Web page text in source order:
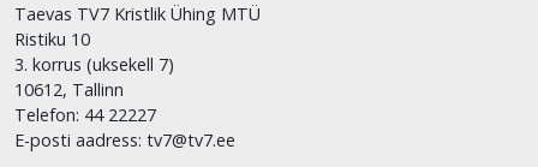
Taevas TV7 Kristlik Ühing MTÜ
Ristiku 10
3. korrus (uksekell 7)
10612, Tallinn
Telefon: 44 22227
E-posti aadress: tv7@tv7.ee